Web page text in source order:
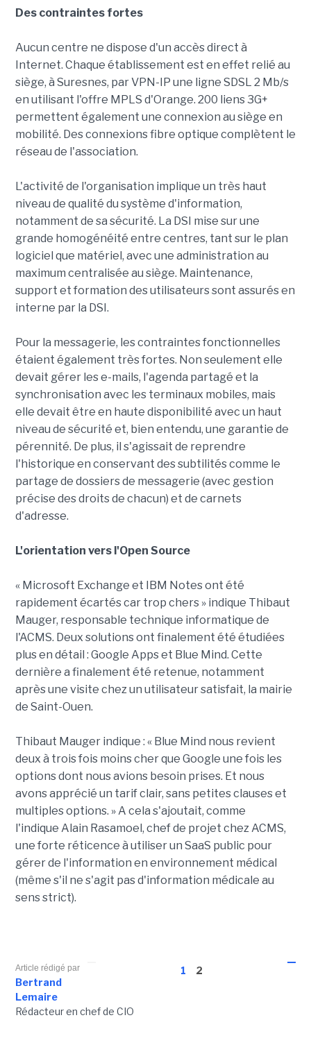
Des contraintes fortes
Aucun centre ne dispose d'un accès direct à
Internet. Chaque établissement est en effet relié au
siège, à Suresnes, par VPN-IP une ligne SDSL 2 Mb/s
en utilisant l'offre MPLS d'Orange. 200 liens 3G+
permettent également une connexion au siège en
mobilité. Des connexions fibre optique complètent le
réseau de l'association.
L'activité de l'organisation implique un très haut
niveau de qualité du système d'information,
notamment de sa sécurité. La DSI mise sur une
grande homogénéité entre centres, tant sur le plan
logiciel que matériel, avec une administration au
maximum centralisée au siège. Maintenance,
support et formation des utilisateurs sont assurés en
interne par la DSI.
Pour la messagerie, les contraintes fonctionnelles
étaient également très fortes. Non seulement elle
devait gérer les e-mails, l'agenda partagé et la
synchronisation avec les terminaux mobiles, mais
elle devait être en haute disponibilité avec un haut
niveau de sécurité et, bien entendu, une garantie de
pérennité. De plus, il s'agissait de reprendre
l'historique en conservant des subtilités comme le
partage de dossiers de messagerie (avec gestion
précise des droits de chacun) et de carnets
d'adresse.
L'orientation vers l'Open Source
« Microsoft Exchange et IBM Notes ont été
rapidement écartés car trop chers » indique Thibaut
Mauger, responsable technique informatique de
l'ACMS. Deux solutions ont finalement été étudiées
plus en détail : Google Apps et Blue Mind. Cette
dernière a finalement été retenue, notamment
après une visite chez un utilisateur satisfait, la mairie
de Saint-Ouen.
Thibaut Mauger indique : « Blue Mind nous revient
deux à trois fois moins cher que Google une fois les
options dont nous avions besoin prises. Et nous
avons apprécié un tarif clair, sans petites clauses et
multiples options. » A cela s'ajoutait, comme
l'indique Alain Rasamoel, chef de projet chez ACMS,
une forte réticence à utiliser un SaaS public pour
gérer de l'information en environnement médical
(même s'il ne s'agit pas d'information médicale au
sens strict).
1 2
Article rédigé par
Bertrand
Lemaire
Rédacteur en chef de CIO